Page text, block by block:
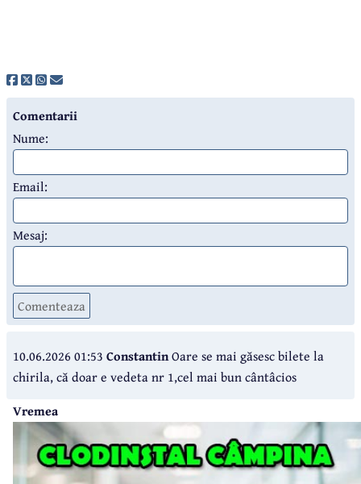
Comentarii
Nume:
Email:
Mesaj:
Comenteaza
10.06.2026 01:53 ConstantinOare se mai găsesc bilete la
chirila, că doar e vedeta nr 1,cel mai bun cântâcios
Vremea